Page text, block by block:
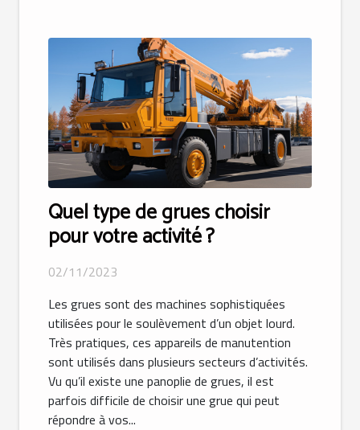
Quel type de grues choisir
pour votre activité ?
02/11/2023
Les grues sont des machines sophistiquées
utilisées pour le soulèvement d’un objet lourd.
Très pratiques, ces appareils de manutention
sont utilisés dans plusieurs secteurs d’activités.
Vu qu’il existe une panoplie de grues, il est
parfois difficile de choisir une grue qui peut
répondre à vos...